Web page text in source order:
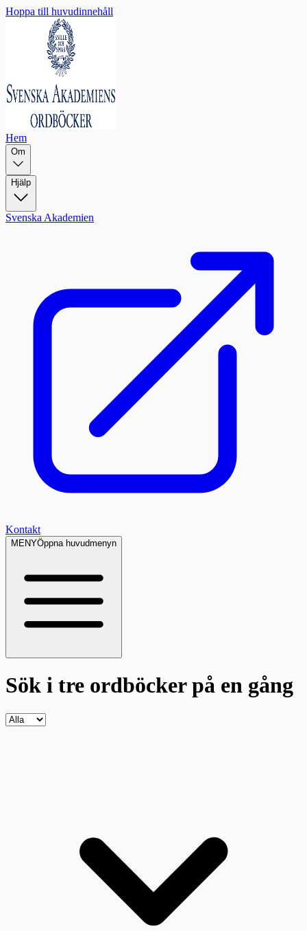
Hoppa till huvudinnehåll
Hem
Om
Hjälp
Svenska Akademien
Kontakt
MENYÖppna huvudmenyn
Sök i tre ordböckerpå en gång